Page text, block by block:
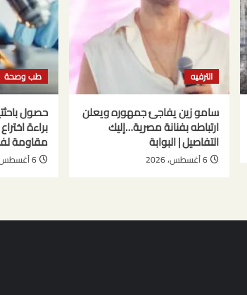
الترفيه
سامو زين يفاجئ جمهوره ويعلن
ارتباطه بفنانة مصرية…إليك
التفاصيل | البوابة
6 أغسطس، 2026
طب وصحة
حصول
براءة
مقاومة
6 أغسطس، 2026